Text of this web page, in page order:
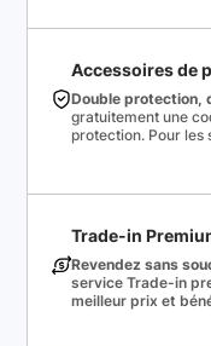
Accessoires de
Double protection,
gratuitement une
protection. Pour les
Trade-in
Revendez sans
service Trade-in
meilleur prix et